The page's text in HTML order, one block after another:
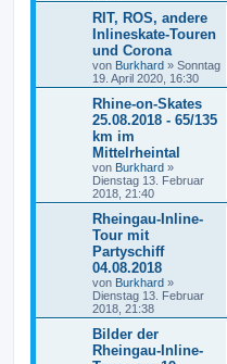
RIT, ROS, andere
Inlineskate-Touren
und Corona
von Burkhard » Sonntag
19. April 2020, 16:30
Rhine-on-Skates
25.08.2018 - 65/135
km im
Mittelrheintal
von Burkhard »
Dienstag 13. Februar
2018, 21:40
Rheingau-Inline-
Tour mit
Partyschiff
04.08.2018
von Burkhard »
Dienstag 13. Februar
2018, 21:38
Bilder der
Rheingau-Inline-